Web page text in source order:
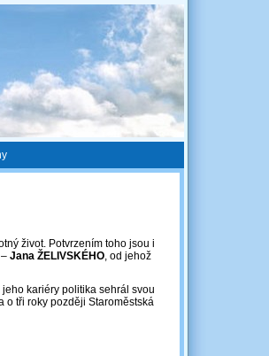
život. Potvrzením toho jsou i
Jana ŽELIVSKÉHO, od jehož
kariéry politika sehrál svou
o tři roky později Staroměstská